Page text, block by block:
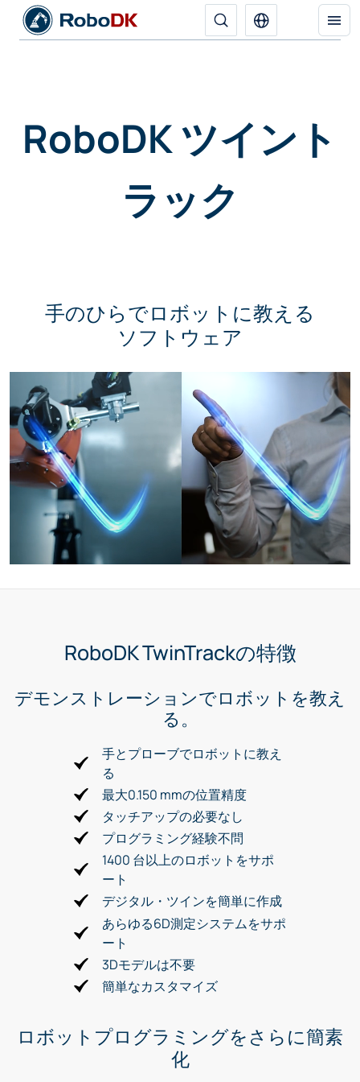
RoboDK ツイント
ラック
手のひらでロボットに教える
ソフトウェア
RoboDK TwinTrackの特徴
デモンストレーションでロボットを教え
る。
手とプローブでロボットに教え
る
最大0.150 mmの位置精度
タッチアップの必要なし
プログラミング経験不問
1400 台以上のロボットをサポ
ート
デジタル・ツインを簡単に作成
あらゆる6D測定システムをサポ
ート
3Dモデルは不要
簡単なカスタマイズ
ロボットプログラミングをさらに簡素
化